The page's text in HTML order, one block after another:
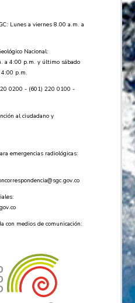
Lunes a viernes 8.00 a.m. a
Nacional:
a 4:00 p.m. y último sábado
4:00 p.m.
0200 - (601) 220 0100 -
al ciudadano y
emergencias radiológicas:
con medios de comunicación: